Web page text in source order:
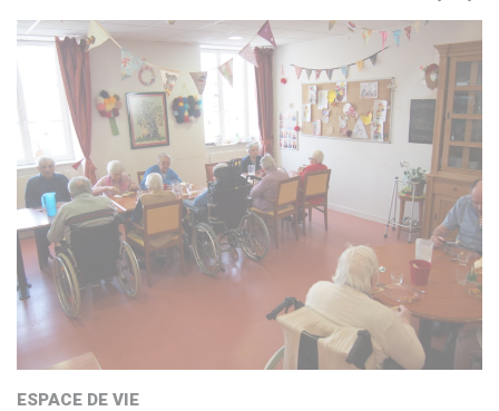
EHPAD OLLIERGUES
ESPACE DE VIE
CHAMBRE
SALLE DE BAIN